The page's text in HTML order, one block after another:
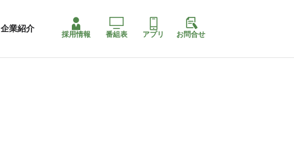
企業紹介
採用情報 番組表 アプリ お問合せ
リコ